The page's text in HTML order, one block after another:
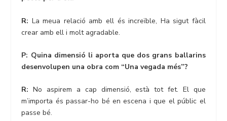
R: La meua relació amb ell és increïble, Ha sigut fàcil
crear amb ell i molt agradable.
P: Quina dimensió li aporta que dos grans ballarins
desenvolupen una obra com “Una vegada més”?
R: No aspirem a cap dimensió, està tot fet. El que
m’importa és passar-ho bé en escena i que el públic el
passe bé.